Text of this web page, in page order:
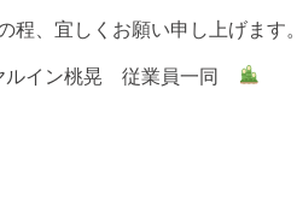
程、宜しくお願い申し上げます。
イン桃晃 従業員一同